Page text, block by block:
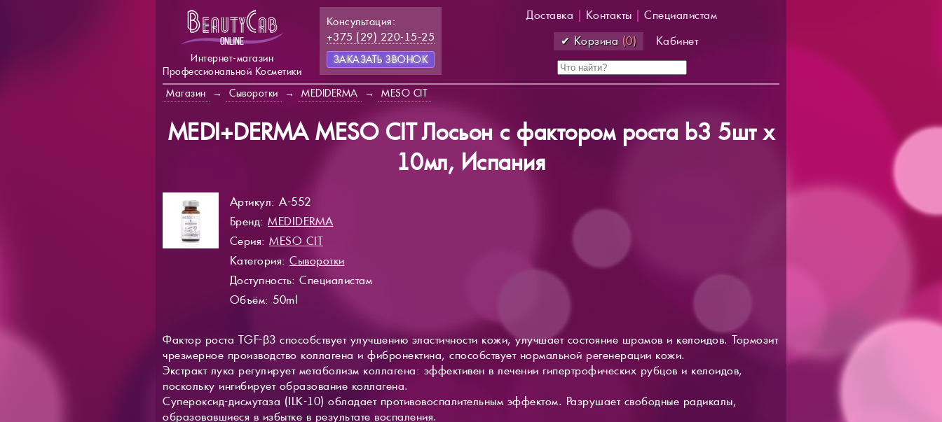
Интернет-магазин
Профессиональной Косметики
Консультация:
+375 (29) 220-15-25
ЗАКАЗАТЬ ЗВОНОК
Доставка Контакты
Специалистам
✔ Корзина (0) Кабинет
Магазин → Сыворотки → MEDIDERMA → MESO СIT
MEDI+DERMA MESO СIT Лосьон с фактором роста b3 5шт х
10мл, Испания
Артикул: A-552
Бренд: MEDIDERMA
Серия: MESO СIT
Категория: Сыворотки
Доступность: Специалистам
Объём: 50ml
Фактор роста TGF-β3 способствует улучшению эластичности кожи, улучшает состояние шрамов и келоидов. Тормозит
чрезмерное производство коллагена и фибронектина, способствует нормальной регенерации кожи.
Экстракт лука регулирует метаболизм коллагена: эффективен в лечении гипертрофических рубцов и келоидов,
поскольку ингибирует образование коллагена.
Супероксид-дисмутаза (ILK-10) обладает противовоспалительным эффектом. Разрушает свободные радикалы,
образовавшиеся в избытке в результате воспаления.